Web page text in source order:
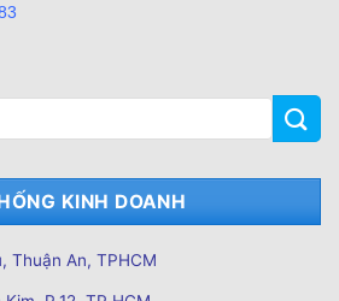
KINH DOANH
Thuận An, TPHCM